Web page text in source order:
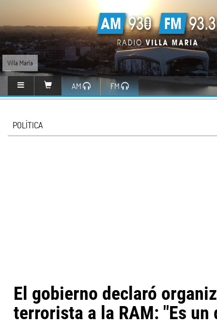
Villa María
AM FM
POLÍTICA
El gobierno declaró
terrorista a la RAM: "Es un